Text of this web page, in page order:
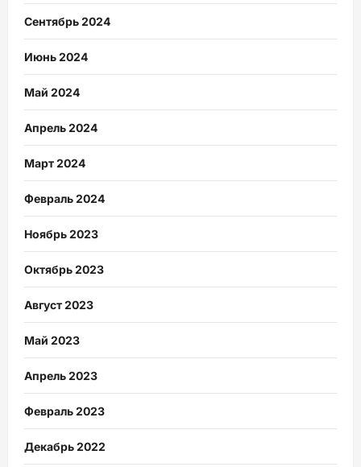
Сентябрь 2024
Июнь 2024
Май 2024
Апрель 2024
Март 2024
Февраль 2024
Ноябрь 2023
Октябрь 2023
Август 2023
Май 2023
Апрель 2023
Февраль 2023
Декабрь 2022